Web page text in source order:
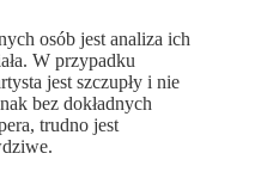
osób jest analiza ich
W przypadku
jest szczupły i nie
bez dokładnych
trudno jest